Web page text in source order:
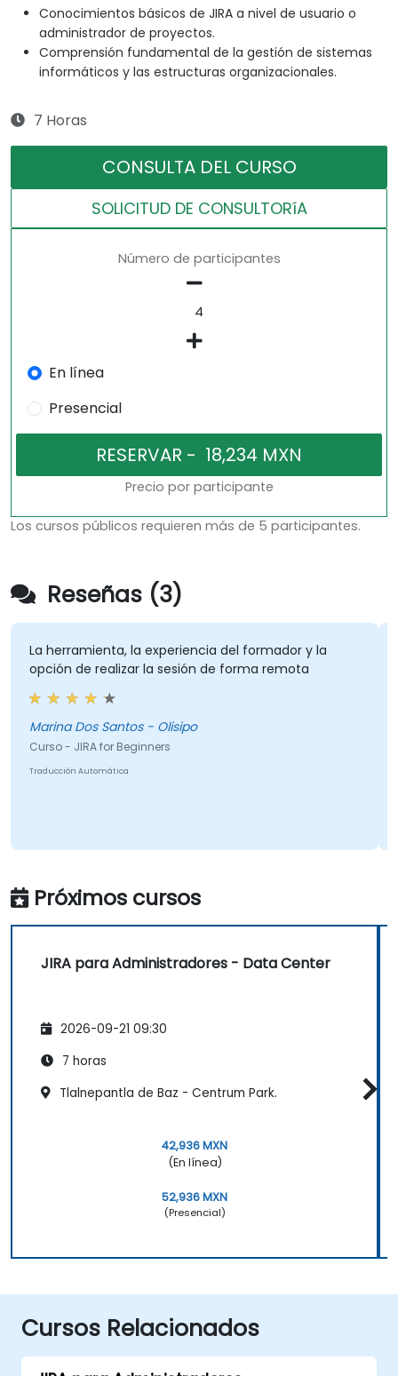
Conocimientos básicos de JIRA a nivel de usuario o
administrador de proyectos.
Comprensión fundamental de la gestión de sistemas
informáticos y las estructuras organizacionales.
7 Horas
CONSULTA DEL CURSO
SOLICITUD DE CONSULTORíA
Número de participantes
En línea
Presencial
Precio por participante
Los cursos públicos requieren más de 5 participantes.
Reseñas (3)
La herramienta, la experiencia del formador y la
opción de realizar la sesión de forma remota
Marina Dos Santos - Olisipo
Curso - JIRA for Beginners
Traducción Automática
Próximos cursos
JIRA para Administradores - Data Center
2026-09-21 09:30
7 horas
Tlalnepantla de Baz - Centrum Park.
42,936 MXN
(En línea)
52,936 MXN
(Presencial)
Cursos Relacionados